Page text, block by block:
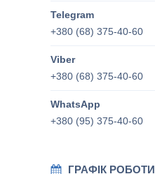
+380 (68) 375-40-60
+380 (68) 375-40-60
+380 (95) 375-40-60
ГРАФІК РОБОТИ